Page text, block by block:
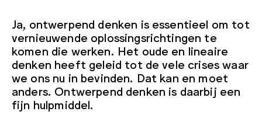
Ja, ontwerpend denken is essentieel om tot
vernieuwende oplossingsrichtingen te
komen die werken. Het oude en lineaire
denken heeft geleid tot de vele crises waar
we ons nu in bevinden. Dat kan en moet
anders. Ontwerpend denken is daarbij een
fijn hulpmiddel.